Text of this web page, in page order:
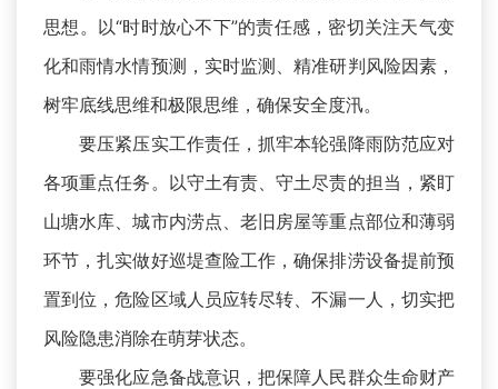
思想。以“时时放心不下”的责任感，密切关注天气变
化和雨情水情预测，实时监测、精准研判风险因素，
树牢底线思维和极限思维，确保安全度汛。
要压紧压实工作责任，抓牢本轮强降雨防范应对
各项重点任务。以守土有责、守土尽责的担当，紧盯
山塘水库、城市内涝点、老旧房屋等重点部位和薄弱
环节，扎实做好巡堤查险工作，确保排涝设备提前预
置到位，危险区域人员应转尽转、不漏一人，切实把
风险隐患消除在萌芽状态。
要强化应急备战意识，把保障人民群众生命财产